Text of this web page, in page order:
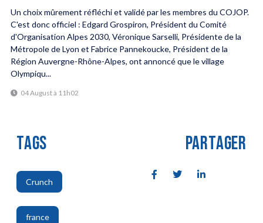
Un choix mûrement réfléchi et validé par les membres du COJOP.
C'est donc officiel : Edgard Grospiron, Président du Comité
d'Organisation Alpes 2030, Véronique Sarselli, Présidente de la
Métropole de Lyon et Fabrice Pannekoucke, Président de la
Région Auvergne-Rhône-Alpes, ont annoncé que le village
Olympiqu...
04 August à 11h02
TAGS
Crunch
,
france
PARTAGER